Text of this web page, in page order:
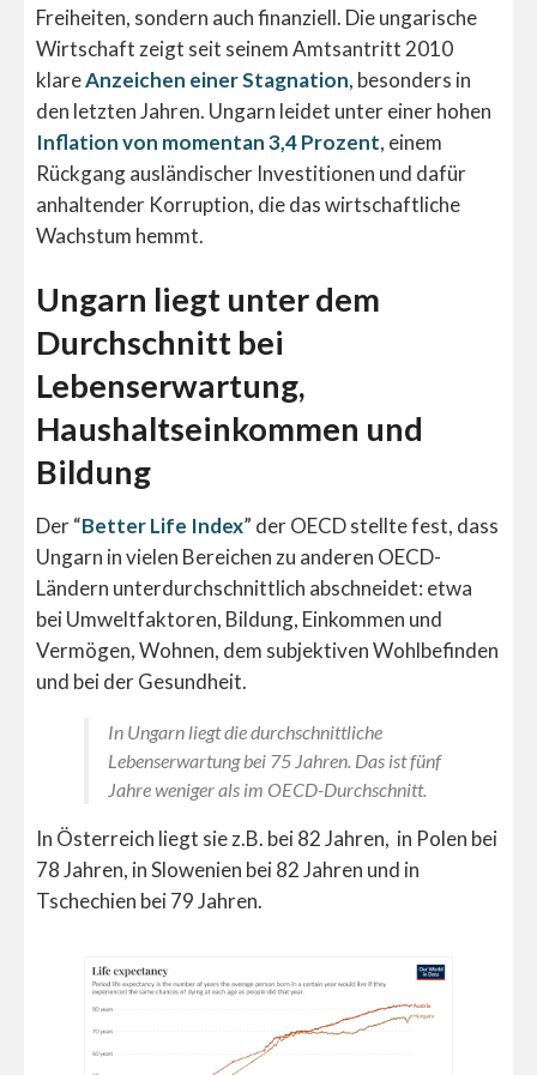
Freiheiten, sondern auch finanziell. Die ungarische
Wirtschaft zeigt seit seinem Amtsantritt 2010
klareAnzeichen einer Stagnation, besonders in
den letzten Jahren. Ungarn leidet unter einer hohen
Inflation von momentan 3,4 Prozent, einem
Rückgang ausländischer Investitionen und dafür
anhaltender Korruption, die das wirtschaftliche
Wachstum hemmt.
Ungarn liegt unter dem
Durchschnitt bei
Lebenserwartung,
Haushaltseinkommen und
Bildung
Der “Better Life Index” der OECD stellte fest, dass
Ungarn in vielen Bereichen zu anderen OECD-
Ländern unterdurchschnittlich abschneidet: etwa
bei Umweltfaktoren, Bildung, Einkommen und
Vermögen, Wohnen, dem subjektiven Wohlbefinden
und bei der Gesundheit.
In Ungarn liegt die durchschnittliche
Lebenserwartung bei 75 Jahren. Das ist fünf
Jahre weniger als im OECD-Durchschnitt.
In Österreich liegt sie z.B. bei 82 Jahren, in Polen bei
78 Jahren, in Slowenien bei 82 Jahren und in
Tschechien bei 79 Jahren.